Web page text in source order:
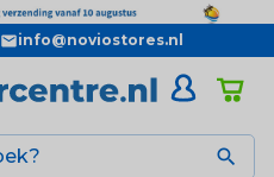
info@noviostores.nl
